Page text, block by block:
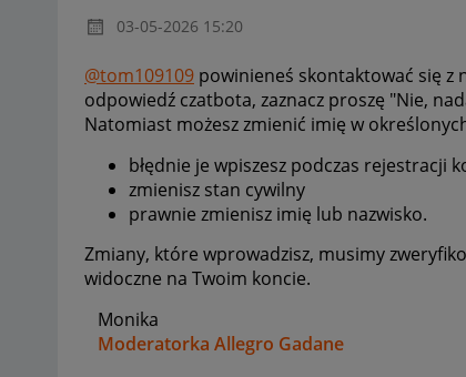
‎03-05-2026 15:20
@tom109109 powinieneś skontaktować się z
odpowiedź czatbota, zaznacz proszę "Nie,
Natomiast możesz zmienić imię w
błędnie je wpiszesz podczas rejestracji
zmienisz stan cywilny
prawnie zmienisz imię lub nazwisko.
Zmiany, które wprowadzisz, musimy
widoczne na Twoim koncie.
Monika
Moderatorka Allegro Gadane